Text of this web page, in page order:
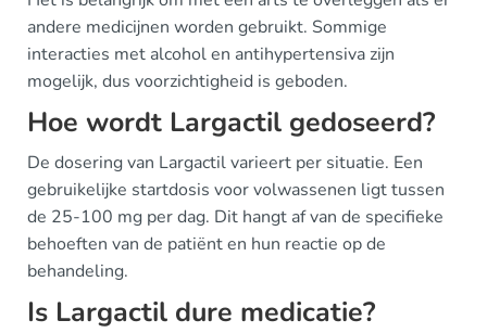
andere medicijnen worden gebruikt. Sommige
interacties met alcohol en antihypertensiva zijn
mogelijk, dus voorzichtigheid is geboden.
Hoe wordt Largactil gedoseerd?
De dosering van Largactil varieert per situatie. Een
gebruikelijke startdosis voor volwassenen ligt tussen
de 25-100 mg per dag. Dit hangt af van de specifieke
behoeften van de patiënt en hun reactie op de
behandeling.
Is Largactil dure medicatie?